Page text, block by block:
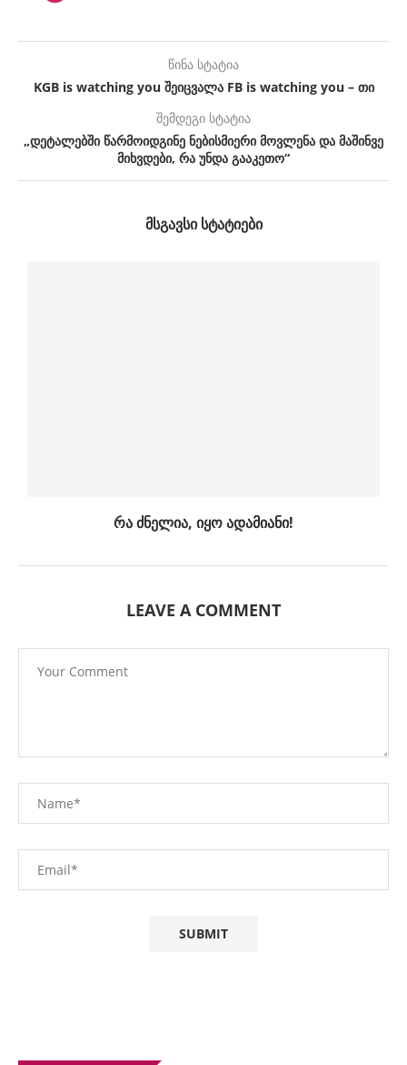
წინა სტატია
KGB is watching you შეიცვალა FB is watching you – თი
შემდეგი სტატია
„დეტალებში წარმოიდგინე ნებისმიერი მოვლენა და მაშინვე
მიხვდები, რა უნდა გააკეთო“
ᲛᲡᲒᲐᲕᲡᲘ ᲡᲢᲐᲢᲘᲔᲑᲘ
რა ძნელია, იყო ადამიანი!
LEAVE A COMMENT